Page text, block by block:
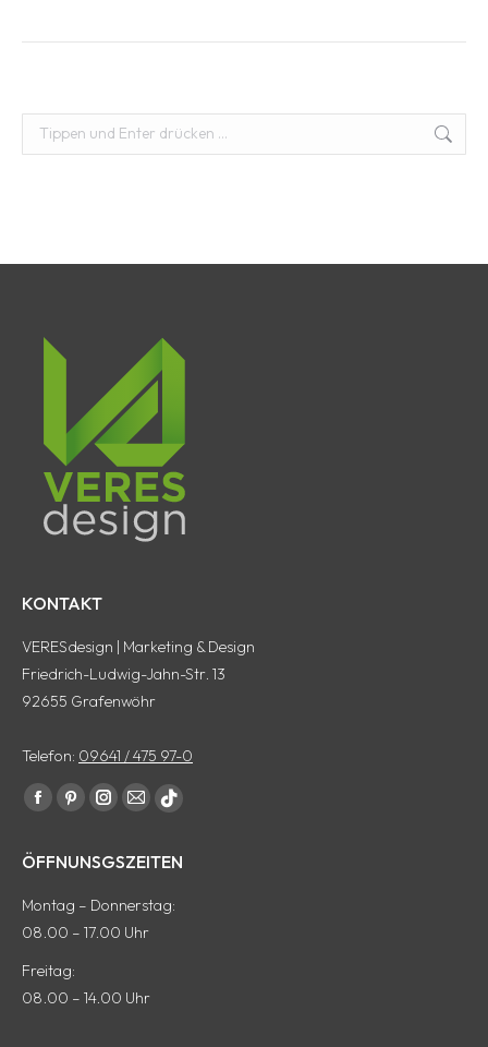
Suchen:
KONTAKT
VERESdesign | Marketing & Design
Friedrich-Ludwig-Jahn-Str. 13
92655 Grafenwöhr
Telefon: 09641 / 475 97-0
Finde uns auf:
Facebook
wird
einem
Fenster
geöffnet
Pinterest
wird
einem
Fenster
geöffnet
Instagram
wird
einem
geöffnet
E-
Seite
wird
in
Fenster
tiktok
wird
ÖFFNUNSGSZEITEN
Montag – Donnerstag:
08.00 – 17.00 Uhr
Freitag:
08.00 – 14.00 Uhr